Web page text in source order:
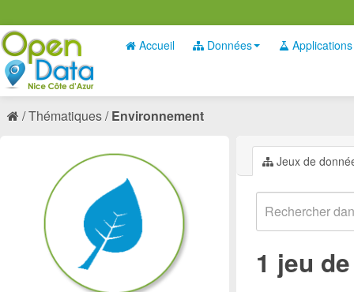
Accueil Données Applications
Thématiques Environnement
Jeux de
1 jeu